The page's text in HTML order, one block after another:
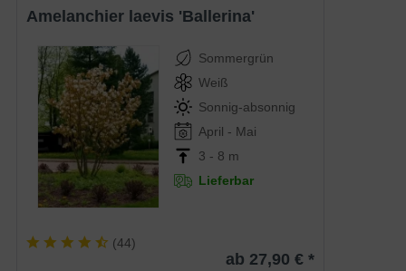
Amelanchier laevis 'Ballerina'
Sommergrün
Weiß
Sonnig-absonnig
April - Mai
3 - 8 m
Lieferbar
(44)
ab 27,90 € *